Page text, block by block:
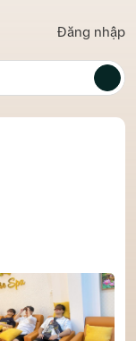
Đăng nhập